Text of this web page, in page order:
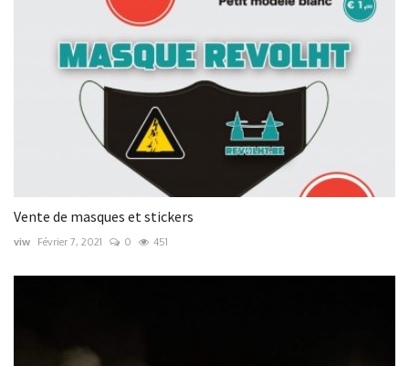
Vente de masques et stickers
viw Février 7, 2021 0 451